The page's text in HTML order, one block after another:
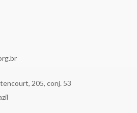
205, conj. 53